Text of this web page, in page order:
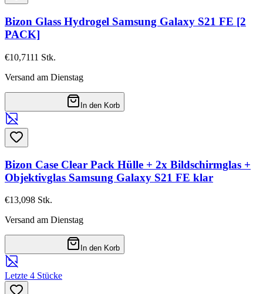
Bizon Glass Hydrogel Samsung Galaxy S21 FE [2
PACK]
€10,7111 Stk.
Versand am Dienstag
In den Korb
Bizon Case Clear Pack Hülle + 2x Bildschirmglas +
Objektivglas Samsung Galaxy S21 FE klar
€13,098 Stk.
Versand am Dienstag
In den Korb
Letzte 4 Stücke